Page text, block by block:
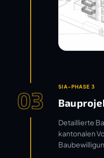
03 SIA-PHASE 3
Detaillierte
kantonalen